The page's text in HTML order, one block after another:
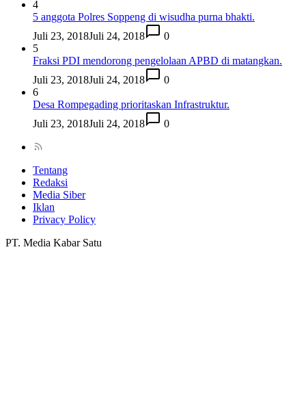
4
5 anggota Polres Soppeng di wisudha purna bhakti.
Juli 23, 2018Juli 24, 2018
0
5
Fraksi PDI mendorong pengelolaan APBD di matangkan.
Juli 23, 2018Juli 24, 2018
0
6
Desa Rompegading prioritaskan Infrastruktur.
Juli 23, 2018Juli 24, 2018 0
Tentang
Redaksi
Media Siber
Iklan
Privacy Policy
PT. Media Kabar Satu